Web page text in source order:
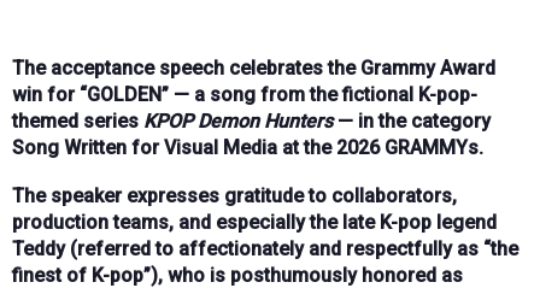
The acceptance speech celebrates the Grammy Award
win for “GOLDEN” — a song from the fictional K-pop-
themed series KPOP Demon Hunters— in the category
Song Written for Visual Media at the 2026 GRAMMYs.
The speaker expresses gratitude to collaborators,
production teams, and especially the late K-pop legend
Teddy (referred to affectionately and respectfully as “the
finest of K-pop”), who is posthumously honored as